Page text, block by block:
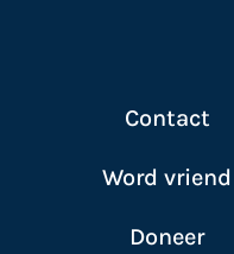
Contact
Word vriend
Doneer